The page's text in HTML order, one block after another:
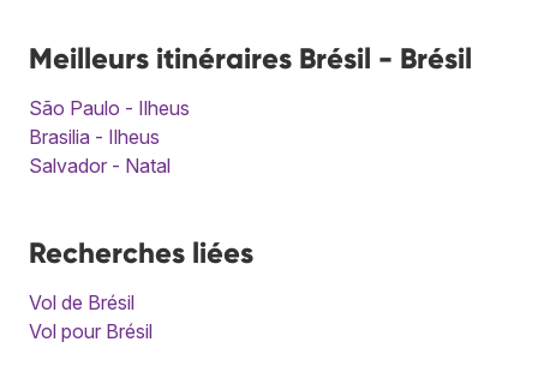
Meilleurs itinéraires Brésil - Brésil
São Paulo - Ilheus
Brasilia - Ilheus
Salvador - Natal
Recherches liées
Vol de Brésil
Vol pour Brésil